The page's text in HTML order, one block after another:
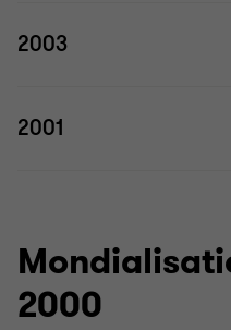
2003
2001
2000